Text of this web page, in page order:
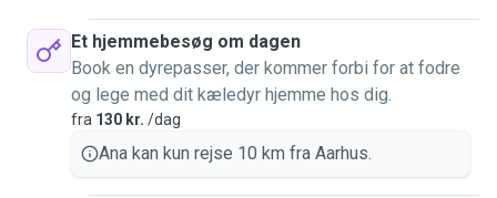
green areas, and I always adapt to what each pet feels
comfortable with. I will treat your pet as if they were my
own. 🐾
Et hjemmebesøg om dagen
Book en dyrepasser, der kommer forbi for at fodre
og lege med dit kæledyr hjemme hos dig.
fra 130 kr. /dag
Ana kan kun rejse 10 km fra Aarhus.